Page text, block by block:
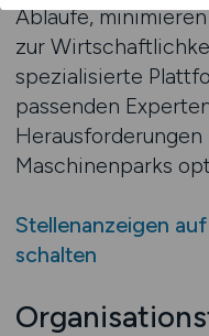
Abläufe,
zur
spezialisierte
passenden
Maschinenparks
Stellenanzeigen
schalten